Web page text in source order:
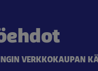
VERKKOKAUPAN